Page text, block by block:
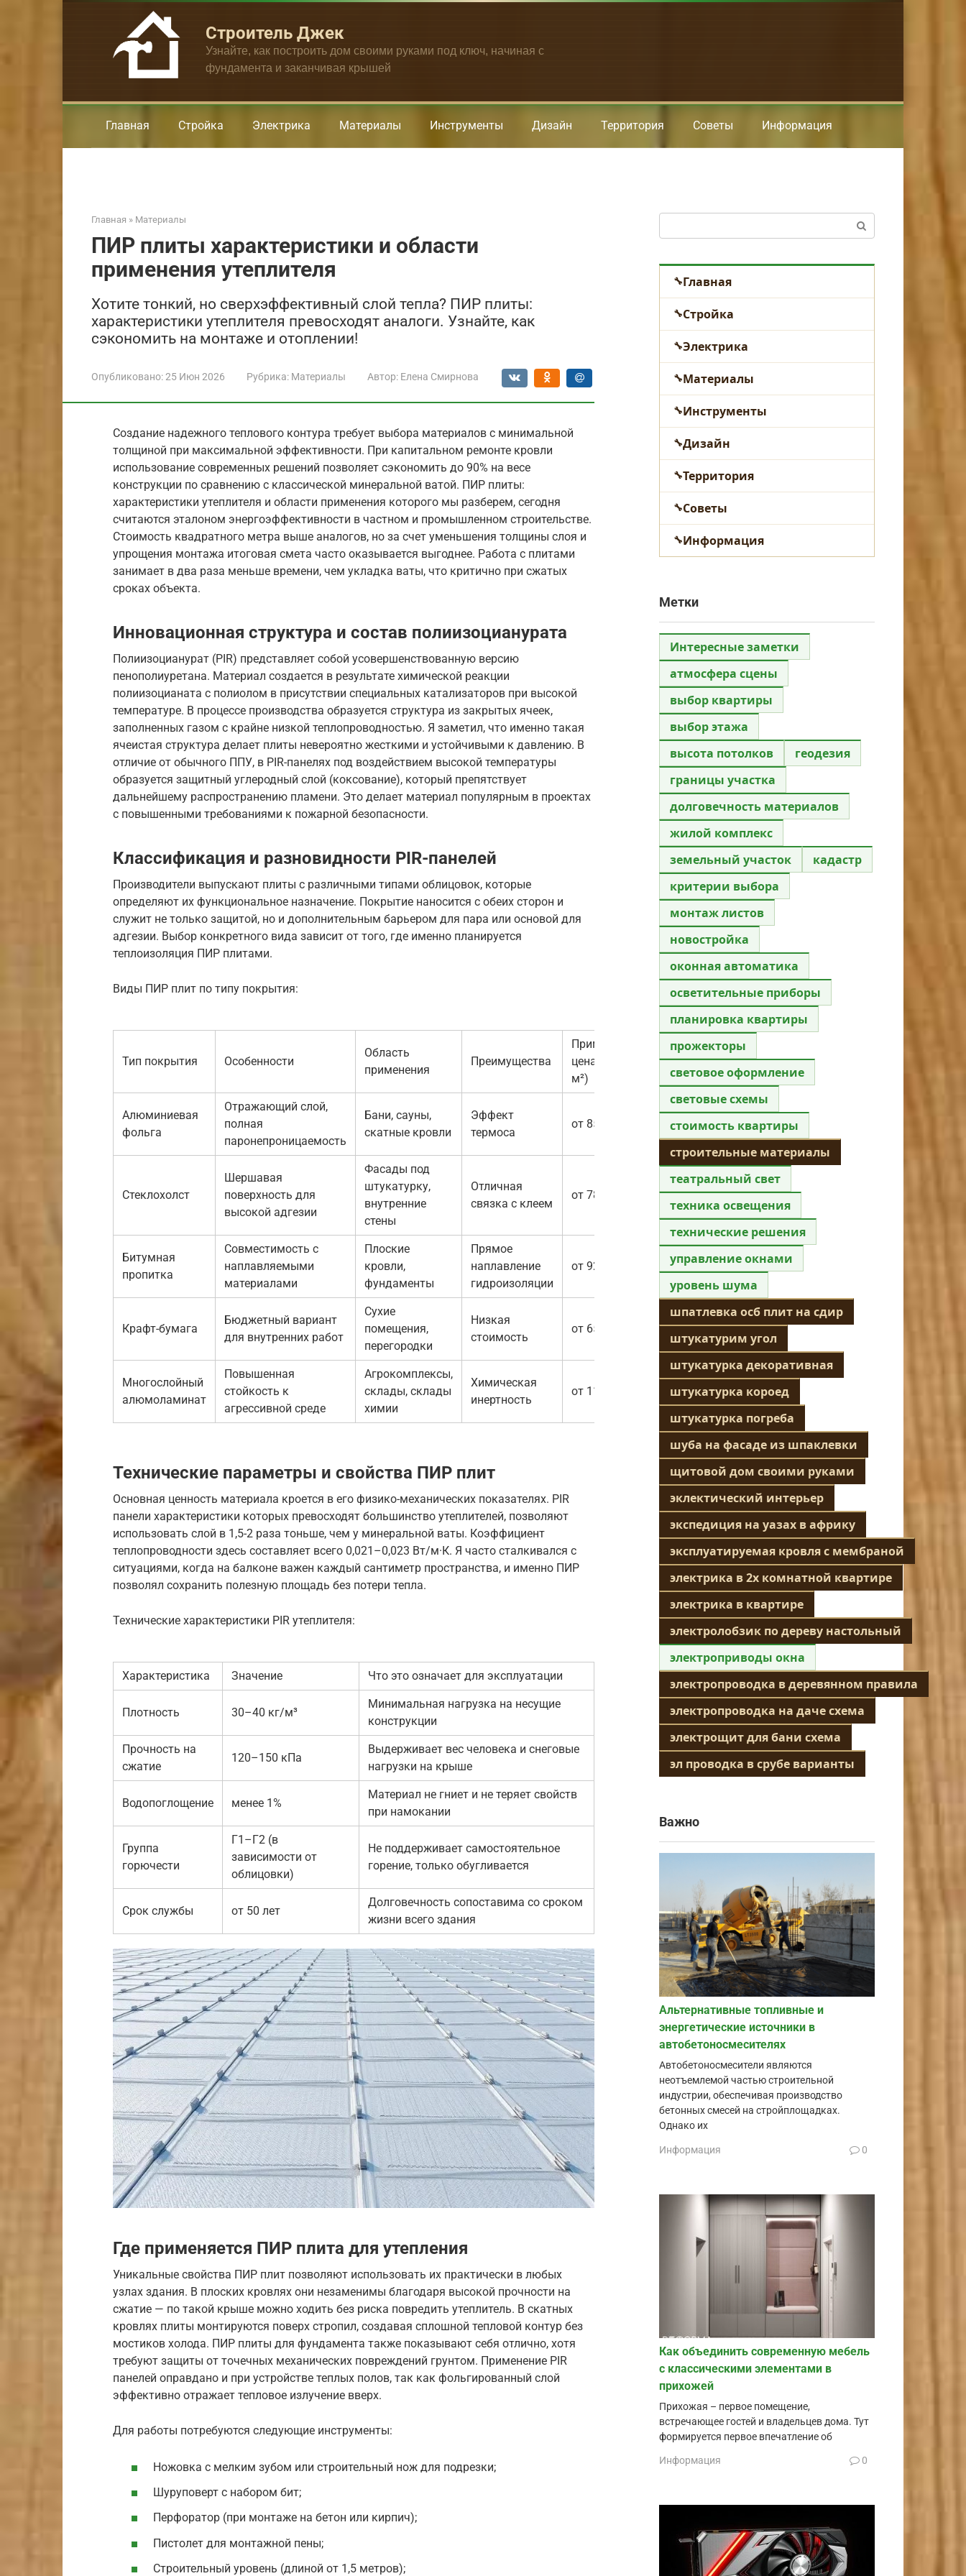
Строитель Джек
Узнайте, как построить дом своими руками под ключ, начиная с
фундамента и заканчивая крышей
Главная Стройка Электрика Материалы Инструменты Дизайн Территория Советы Информация
Главная » Материалы
ПИР плиты характеристики и области
применения утеплителя
Хотите тонкий, но сверхэффективный слой тепла? ПИР плиты:
характеристики утеплителя превосходят аналоги. Узнайте, как
сэкономить на монтаже и отоплении!
Опубликовано:25 Июн 2026 Рубрика: Материалы Автор: Елена Смирнова
Создание надежного теплового контура требует выбора материалов с минимальной
толщиной при максимальной эффективности. При капитальном ремонте кровли
использование современных решений позволяет сэкономить до 90% на весе
конструкции по сравнению с классической минеральной ватой. ПИР плиты:
характеристики утеплителя и области применения которого мы разберем, сегодня
считаются эталоном энергоэффективности в частном и промышленном строительстве.
Стоимость квадратного метра выше аналогов, но за счет уменьшения толщины слоя и
упрощения монтажа итоговая смета часто оказывается выгоднее. Работа с плитами
занимает в два раза меньше времени, чем укладка ваты, что критично при сжатых
сроках объекта.
Инновационная структура и состав полиизоцианурата
Полиизоцианурат (PIR) представляет собой усовершенствованную версию
пенополиуретана. Материал создается в результате химической реакции
полиизоцианата с полиолом в присутствии специальных катализаторов при высокой
температуре. В процессе производства образуется структура из закрытых ячеек,
заполненных газом с крайне низкой теплопроводностью. Я заметил, что именно такая
ячеистая структура делает плиты невероятно жесткими и устойчивыми к давлению. В
отличие от обычного ППУ, в PIR-панелях под воздействием высокой температуры
образуется защитный углеродный слой (коксование), который препятствует
дальнейшему распространению пламени. Это делает материал популярным в проектах
с повышенными требованиями к пожарной безопасности.
Классификация и разновидности PIR-панелей
Производители выпускают плиты с различными типами облицовок, которые
определяют их функциональное назначение. Покрытие наносится с обеих сторон и
служит не только защитой, но и дополнительным барьером для пара или основой для
адгезии. Выбор конкретного вида зависит от того, где именно планируется
теплоизоляция ПИР плитами.
Виды ПИР плит по типу покрытия:
Тип покрытия Особенности
Область
применения
Преимущества
Примерная
цена (руб/
м²)
Алюминиевая
фольга
Отражающий слой,
полная
паронепроницаемость
Бани, сауны,
скатные кровли
Эффект
термоса
от 850
Стеклохолст
Шершавая
поверхность для
высокой адгезии
Фасады под
штукатурку,
внутренние
стены
Отличная
связка с клеем
от 780
Битумная
пропитка
Совместимость с
наплавляемыми
материалами
Плоские
кровли,
фундаменты
Прямое
наплавление
гидроизоляции
от 920
Крафт-бумага
Бюджетный вариант
для внутренних работ
Сухие
помещения,
перегородки
Низкая
стоимость
от 650
Многослойный
алюмоламинат
Повышенная
стойкость к
агрессивной среде
Агрокомплексы,
склады, склады
химии
Химическая
инертность
от 1100
Технические параметры и свойства ПИР плит
Основная ценность материала кроется в его физико-механических показателях. PIR
панели характеристики которых превосходят большинство утеплителей, позволяют
использовать слой в 1,5-2 раза тоньше, чем у минеральной ваты. Коэффициент
теплопроводности здесь составляет всего 0,021–0,023 Вт/м·К. Я часто сталкивался с
ситуациями, когда на балконе важен каждый сантиметр пространства, и именно ПИР
позволял сохранить полезную площадь без потери тепла.
Технические характеристики PIR утеплителя:
Характеристика Значение Что это означает для эксплуатации
Плотность 30–40 кг/м³
Минимальная нагрузка на несущие
конструкции
Прочность на
сжатие
120–150 кПа
Выдерживает вес человека и снеговые
нагрузки на крыше
Водопоглощение менее 1%
Материал не гниет и не теряет свойств
при намокании
Группа
горючести
Г1–Г2 (в
зависимости от
облицовки)
Не поддерживает самостоятельное
горение, только обугливается
Срок службы от 50 лет
Долговечность сопоставима со сроком
жизни всего здания
Где применяется ПИР плита для утепления
Уникальные свойства ПИР плит позволяют использовать их практически в любых
узлах здания. В плоских кровлях они незаменимы благодаря высокой прочности на
сжатие — по такой крыше можно ходить без риска повредить утеплитель. В скатных
кровлях плиты монтируются поверх стропил, создавая сплошной тепловой контур без
мостиков холода. ПИР плиты для фундамента также показывают себя отлично, хотя
требуют защиты от точечных механических повреждений грунтом. Применение PIR
панелей оправдано и при устройстве теплых полов, так как фольгированный слой
эффективно отражает тепловое излучение вверх.
Для работы потребуются следующие инструменты:
Ножовка с мелким зубом или строительный нож для подрезки;
Шуруповерт с набором бит;
Перфоратор (при монтаже на бетон или кирпич);
Пистолет для монтажной пены;
Строительный уровень (длиной от 1,5 метров);
Главная
Стройка
Электрика
Материалы
Инструменты
Дизайн
Территория
Советы
Информация
Метки
Интересные заметки
атмосфера сцены
выбор квартиры
выбор этажа
высота потолков
геодезия
границы участка
долговечность материалов
жилой комплекс
земельный участок
кадастр
критерии выбора
монтаж листов
новостройка
оконная автоматика
осветительные приборы
планировка квартиры
прожекторы
световое оформление
световые схемы
стоимость квартиры
строительные материалы
театральный свет
техника освещения
технические решения
управление окнами
уровень шума
шпатлевка осб плит на сдир
штукатурим угол
штукатурка декоративная
штукатурка короед
штукатурка погреба
шуба на фасаде из шпаклевки
щитовой дом своими руками
эклектический интерьер
экспедиция на уазах в африку
эксплуатируемая кровля с мембраной
электрика в 2х комнатной квартире
электрика в квартире
электролобзик по дереву настольный
электроприводы окна
электропроводка в деревянном правила
электропроводка на даче схема
электрощит для бани схема
эл проводка в срубе варианты
Важно
Альтернативные топливные и
энергетические источники в
автобетоносмесителях
Автобетоносмесители являются
неотъемлемой частью строительной
индустрии, обеспечивая производство
бетонных смесей на стройплощадках.
Однако их
Информация 0
Как объединить современную мебель
с классическими элементами в
прихожей
Прихожая – первое помещение,
встречающее гостей и владельцев дома. Тут
формируется первое впечатление об
Информация 0